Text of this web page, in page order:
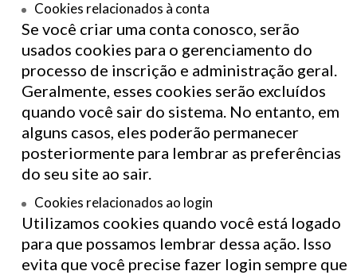
Cookies relacionados à conta
Se você criar uma conta conosco, serão
usados cookies para o gerenciamento do
processo de inscrição e administração geral.
Geralmente, esses cookies serão excluídos
quando você sair do sistema. No entanto, em
alguns casos, eles poderão permanecer
posteriormente para lembrar as preferências
do seu site ao sair.
Cookies relacionados ao login
Utilizamos cookies quando você está logado
para que possamos lembrar dessa ação. Isso
evita que você precise fazer login sempre que